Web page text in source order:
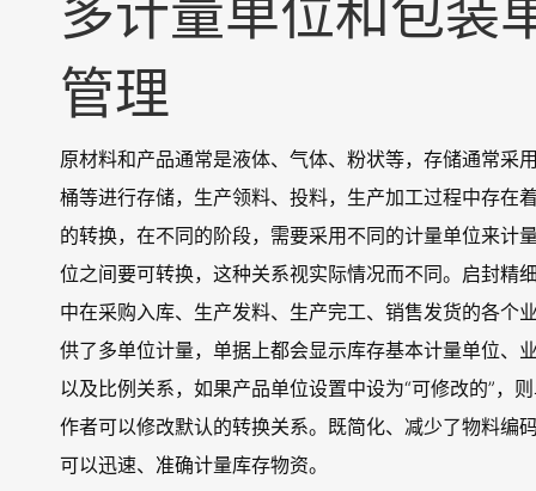
管理
原材料和产品通常是液体、气体、粉状等，存储通常采
桶等进行存储，生产领料、投料，生产加工过程中存在
的转换，在不同的阶段，需要采用不同的计量单位来计
位之间要可转换，这种关系视实际情况而不同。启封精
中在采购入库、生产发料、生产完工、销售发货的各个
供了多单位计量，单据上都会显示库存基本计量单位、
以及比例关系，如果产品单位设置中设为“可修改的”，
作者可以修改默认的转换关系。既简化、减少了物料编
可以迅速、准确计量库存物资。